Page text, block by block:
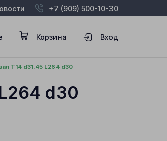
+7 (909) 500-10-30
Корзина Вход
T14 d31.45 L264 d30
d30